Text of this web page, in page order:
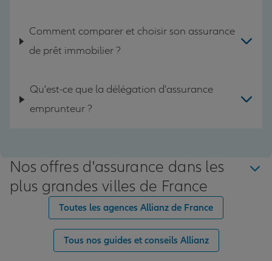
Comment comparer et choisir son assurance
de prêt immobilier ?
Qu'est-ce que la délégation d'assurance
emprunteur ?
Nos offres d'assurance dans les
plus grandes villes de France
Toutes les agences Allianz de France
Tous nos guides et conseils Allianz